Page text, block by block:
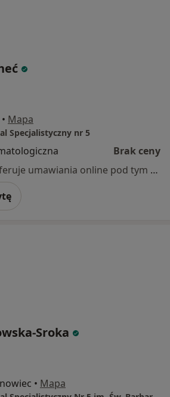
• Mapa
Specjalistyczny nr 5
Brak ceny
Specjalista nie oferuje umawiania online pod tym adresem.
Sroka
• Mapa